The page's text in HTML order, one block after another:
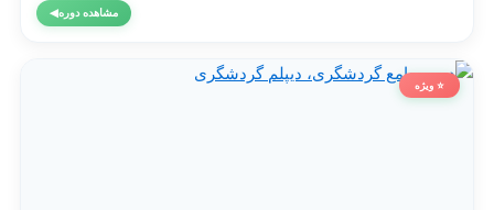
مشاهده دوره◀
⭐ ویژه